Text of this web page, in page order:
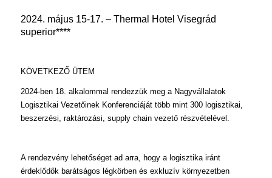
2024. május 15-17. – Thermal Hotel Visegrád
superior****
KÖVETKEZŐ ÜTEM
2024-ben 18. alkalommal rendezzük meg a Nagyvállalatok
Logisztikai Vezetőinek Konferenciáját több mint 300 logisztikai,
beszerzési, raktározási, supply chain vezető részvételével.
A rendezvény lehetőséget ad arra, hogy a logisztika iránt
érdeklődők barátságos légkörben és exkluzív környezetben